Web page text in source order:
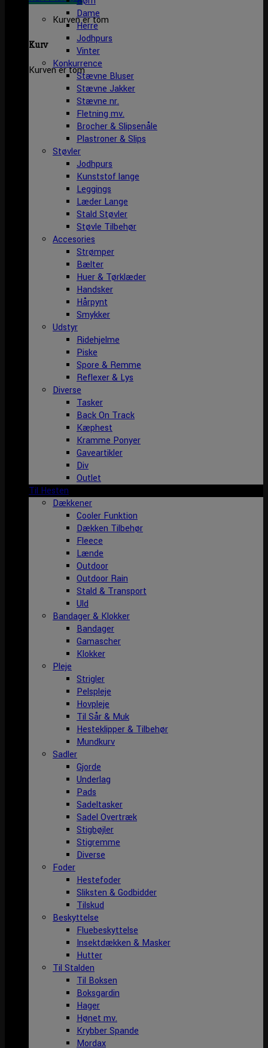
Kurven er tom
Kurv
Kurven er tom
Dame
Herre
Jodhpurs
Vinter
Konkurrence
Stævne Bluser
Stævne Jakker
Stævne nr.
Fletning mv.
Brocher & Slipsenåle
Plastroner & Slips
Støvler
Jodhpurs
Kunststof lange
Leggings
Læder Lange
Stald Støvler
Støvle Tilbehør
Accesories
Strømper
Bælter
Huer & Tørklæder
Handsker
Hårpynt
Smykker
Udstyr
Ridehjelme
Piske
Spore & Remme
Reflexer & Lys
Diverse
Tasker
Back On Track
Kæphest
Kramme Ponyer
Gaveartikler
Div
Outlet
Til Hesten
Dækkener
Cooler Funktion
Dækken Tilbehør
Fleece
Lænde
Outdoor
Outdoor Rain
Stald & Transport
Uld
Bandager & Klokker
Bandager
Gamascher
Klokker
Pleje
Strigler
Pelspleje
Hovpleje
Til Sår & Muk
Hesteklipper & Tilbehør
Mundkurv
Sadler
Gjorde
Underlag
Pads
Sadeltasker
Sadel Overtræk
Stigbøjler
Stigremme
Diverse
Foder
Hestefoder
Sliksten & Godbidder
Tilskud
Beskyttelse
Fluebeskyttelse
Insektdækken & Masker
Hutter
Til Stalden
Til Boksen
Boksgardin
Hager
Hønet mv.
Krybber Spande
Mordax